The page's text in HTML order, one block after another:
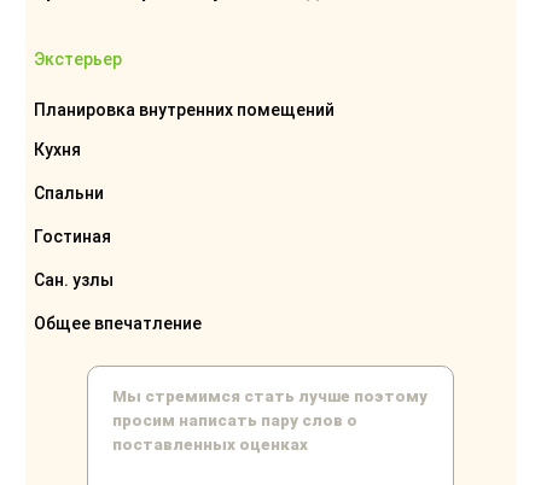
Экстерьер
Планировка внутренних помещений
Кухня
Спальни
Гостиная
Сан. узлы
Общее впечатление